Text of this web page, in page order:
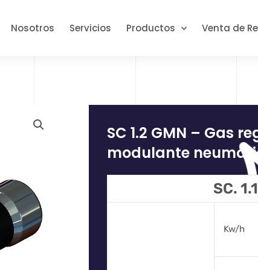
Nosotros Servicios Productos Venta de
SC 1.2 GMN – Gas
modulante
SC.
Kw/h